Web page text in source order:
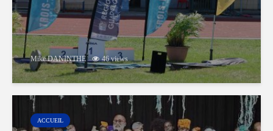
Mike DANINTHE 46 views
ACCUEIL